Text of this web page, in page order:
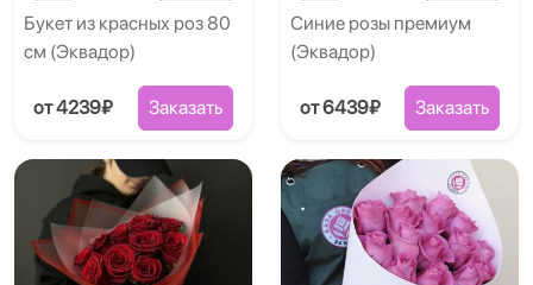
Букет из красных роз 80
см (Эквадор)
от 4239₽ Заказать
Синие розы премиум
(Эквадор)
от 6439₽ Заказать